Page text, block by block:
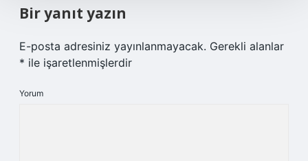
Bir yanıt yazın
E-posta adresiniz yayınlanmayacak. Gerekli alanlar
* ile işaretlenmişlerdir
Yorum